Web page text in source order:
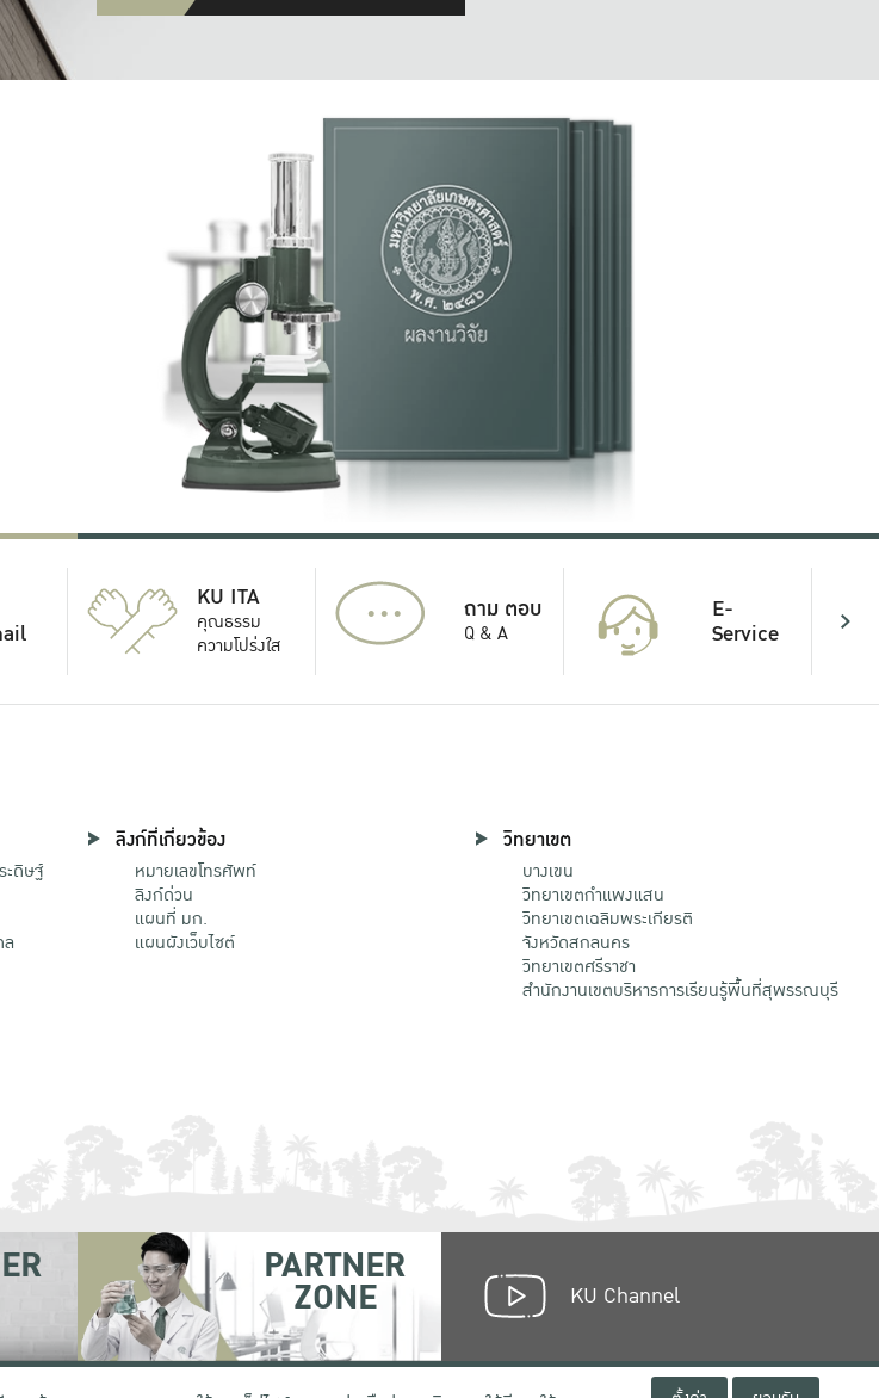
KU ITA
คุณธรรม
ความโปร่งใส
... ถาม ตอบ
Q & A
E-
Service
ดิษฐ์
ลิงก์ที่เกี่ยวข้อง
หมายเลขโทรศัพท์
ลิงก์ด่วน
แผนที่ มก.
แผนผังเว็บไซต์
วิทยาเขต
บางเขน
วิทยาเขตกําแพงแสน
วิทยาเขตเฉลิมพระเกียรติ
จังหวัดสกลนคร
วิทยาเขตศรีราชา
สำนักงานเขตบริหารการเรียนรู้พื้นที่สุพรรณบุรี
PARTNER
ZONE KU Channel